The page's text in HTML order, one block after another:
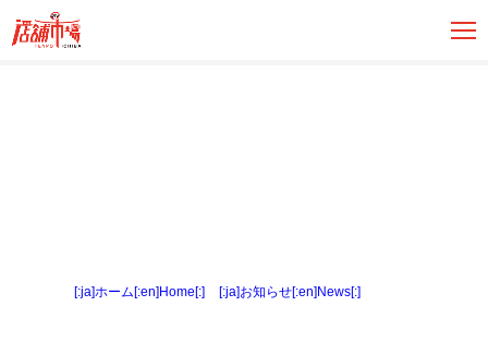
[:ja]ホーム[:en]Home[:] [:ja]お知らせ[:en]News[:]